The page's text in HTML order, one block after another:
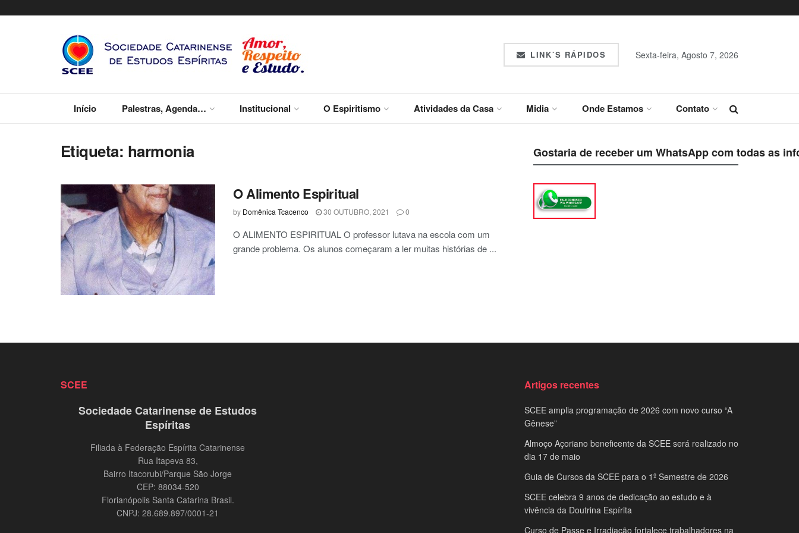
LINK´S RÁPIDOS Sexta-feira, Agosto 7, 2026
Início Palestras, Agenda… Institucional O Espiritismo Atividades da Casa Midia Onde Estamos Contato
Etiqueta: harmonia
O Alimento Espiritual
by Domênica Tcacenco 30 OUTUBRO, 2021 0
O ALIMENTO ESPIRITUAL O professor lutava na escola com um
grande problema. Os alunos começaram a ler muitas histórias de ...
Gostaria de receber um WhatsApp com todas as
SCEE
Sociedade Catarinense de Estudos
Espíritas
Filiada à Federação Espírita Catarinense
Rua Itapeva 83,
Bairro Itacorubi/Parque São Jorge
CEP: 88034-520
Florianópolis Santa Catarina Brasil.
CNPJ: 28.689.897/0001-21
Artigos recentes
SCEE amplia programação de 2026 com novo curso “A
Gênese”
Almoço Açoriano beneficente da SCEE será realizado no
dia 17 de maio
Guia de Cursos da SCEE para o 1º Semestre de 2026
SCEE celebra 9 anos de dedicação ao estudo e à
vivência da Doutrina Espírita
Curso de Passe e Irradiação fortalece trabalhadores na